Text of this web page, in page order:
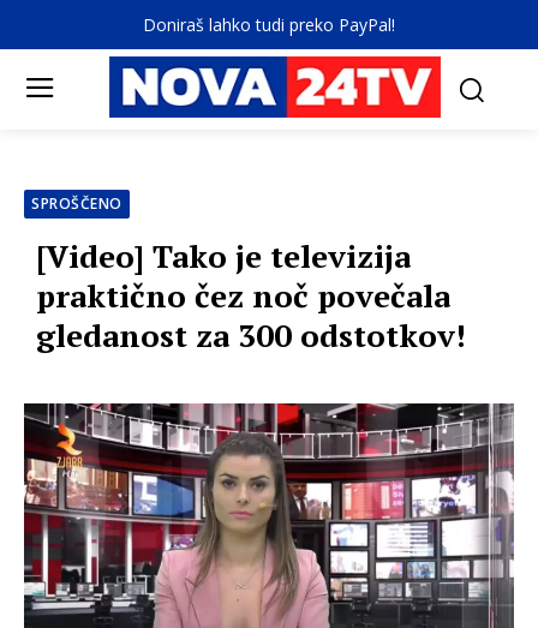
Doniraš lahko tudi preko PayPal!
SPROŠČENO
[Video] Tako je televizija
praktično čez noč povečala
gledanost za 300 odstotkov!